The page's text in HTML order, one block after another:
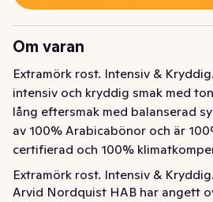
Om varan
Extramörk rost. Intensiv &
intensiv och kryddig smak med
lång eftersmak med balanserad
av 100% Arabicabönor och är
certifierad och 100%
Extramörk rost. Intensiv &
intensiv och kryddig smak med ton
Arvid Nordquist HAB har angett